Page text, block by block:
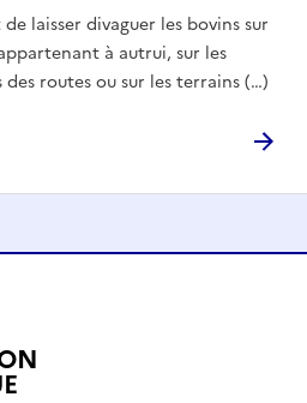
laisser divaguer les bovins sur
à autrui, sur les
routes ou sur les terrains (…)